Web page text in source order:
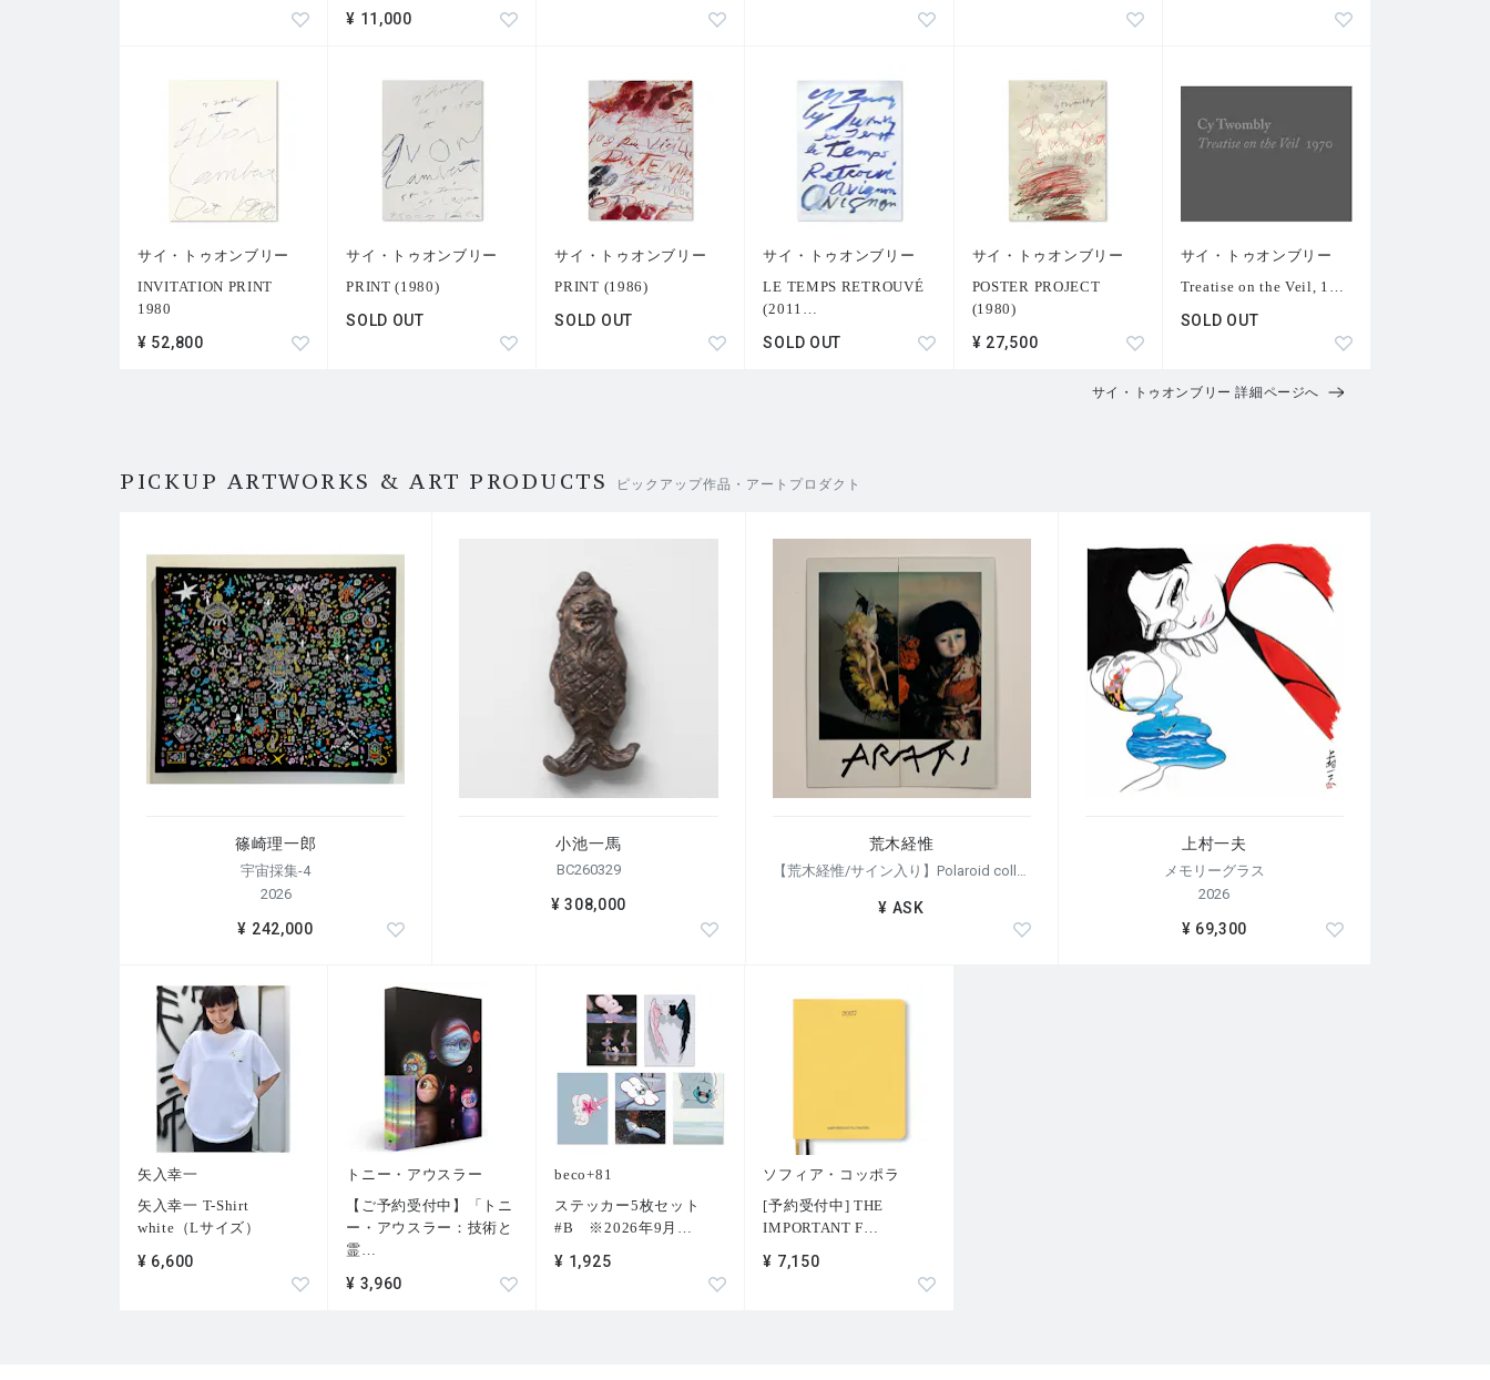
¥ 11,000
サイ・トゥオンブリー
INVITATION PRINT
1980
¥ 52,800
サイ・トゥオンブリー
PRINT (1980)
SOLD OUT
サイ・トゥオンブリー
PRINT (1986)
SOLD OUT
サイ・トゥオンブリー
LE TEMPS RETROUVÉ
(2011 …
SOLD OUT
サイ・トゥオンブリー
POSTER PROJECT
(1980)
¥ 27,500
サイ・トゥオンブリー
Treatise on the Veil, 1 …
SOLD OUT
サイ・トゥオンブリー 詳細ページへ
PICKUP ARTWORKS & ART PRODUCTS ピックアップ作品・アートプロダクト
篠崎理一郎
宇宙採集-4
2026
¥ 242,000
小池一馬
BC260329
¥ 308,000
荒木経惟
¥ ASK
上村一夫
メモリーグラス
2026
¥ 69,300
矢入幸一
矢入幸一 T-Shirt
white（Lサイズ）
¥ 6,600
トニー・アウスラー
【ご予約受付中】「トニ
ー・アウスラー：技術と
霊
¥ 3,960
beco+81
ステッカー5枚セット
#B ※2026年9月
¥ 1,925
ソフィア・コッポラ
[予約受付中] THE
IMPORTANT F
¥ 7,150